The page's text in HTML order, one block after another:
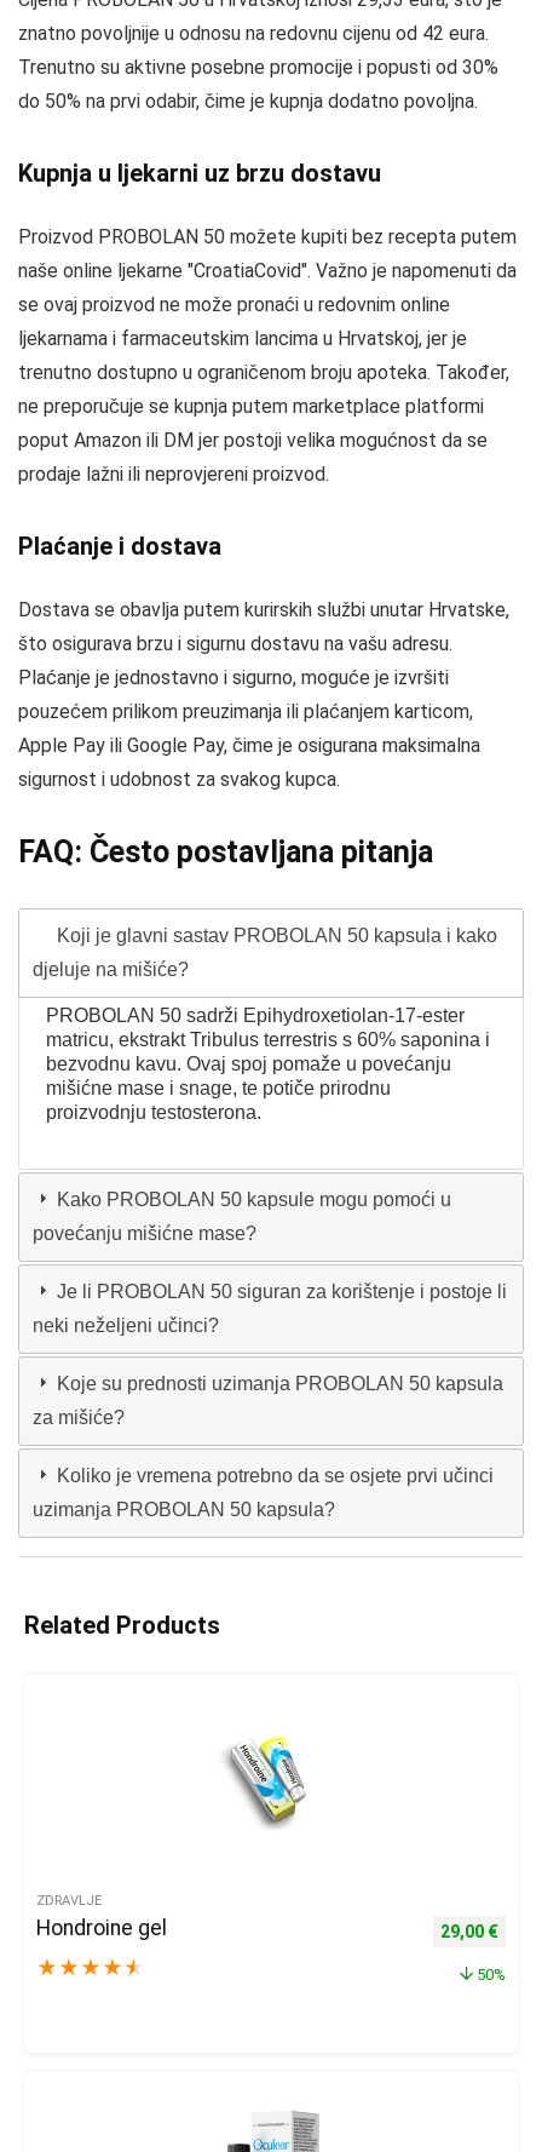
znatno povoljnije u odnosu na redovnu cijenu od 42 eura.
Trenutno su aktivne posebne promocije i popusti od 30%
do 50% na prvi odabir, čime je kupnja dodatno povoljna.
Kupnja u ljekarni uz brzu dostavu
Proizvod PROBOLAN 50 možete kupiti bez recepta putem
naše online ljekarne "CroatiaCovid". Važno je napomenuti da
se ovaj proizvod ne može pronaći u redovnim online
ljekarnama i farmaceutskim lancima u Hrvatskoj, jer je
trenutno dostupno u ograničenom broju apoteka. Također,
ne preporučuje se kupnja putem marketplace platformi
poput Amazon ili DM jer postoji velika mogućnost da se
prodaje lažni ili neprovjereni proizvod.
Plaćanje i dostava
Dostava se obavlja putem kurirskih službi unutar Hrvatske,
što osigurava brzu i sigurnu dostavu na vašu adresu.
Plaćanje je jednostavno i sigurno, moguće je izvršiti
pouzećem prilikom preuzimanja ili plaćanjem karticom,
Apple Pay ili Google Pay, čime je osigurana maksimalna
sigurnost i udobnost za svakog kupca.
FAQ: Često postavljana pitanja
Koji je glavni sastav PROBOLAN 50 kapsula i kako
djeluje na mišiće?
PROBOLAN 50 sadrži Epihydroxetiolan-17-ester
matricu, ekstrakt Tribulus terrestris s 60% saponina i
bezvodnu kavu. Ovaj spoj pomaže u povećanju
mišićne mase i snage, te potiče prirodnu
proizvodnju testosterona.
Kako PROBOLAN 50 kapsule mogu pomoći u
povećanju mišićne mase?
Je li PROBOLAN 50 siguran za korištenje i postoje li
neki neželjeni učinci?
Koje su prednosti uzimanja PROBOLAN 50 kapsula
za mišiće?
Koliko je vremena potrebno da se osjete prvi učinci
uzimanja PROBOLAN 50 kapsula?
Related Products
ZDRAVLJE
Hondroine gel
★ ★ ★ ★ ★
Izvorna
29,00 €
50%